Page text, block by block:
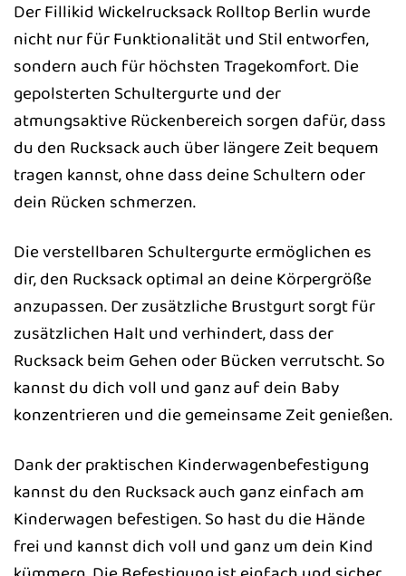
Der Fillikid Wickelrucksack Rolltop Berlin wurde
nicht nur für Funktionalität und Stil entworfen,
sondern auch für höchsten Tragekomfort. Die
gepolsterten Schultergurte und der
atmungsaktive Rückenbereich sorgen dafür, dass
du den Rucksack auch über längere Zeit bequem
tragen kannst, ohne dass deine Schultern oder
dein Rücken schmerzen.
Die verstellbaren Schultergurte ermöglichen es
dir, den Rucksack optimal an deine Körpergröße
anzupassen. Der zusätzliche Brustgurt sorgt für
zusätzlichen Halt und verhindert, dass der
Rucksack beim Gehen oder Bücken verrutscht. So
kannst du dich voll und ganz auf dein Baby
konzentrieren und die gemeinsame Zeit genießen.
Dank der praktischen Kinderwagenbefestigung
kannst du den Rucksack auch ganz einfach am
Kinderwagen befestigen. So hast du die Hände
frei und kannst dich voll und ganz um dein Kind